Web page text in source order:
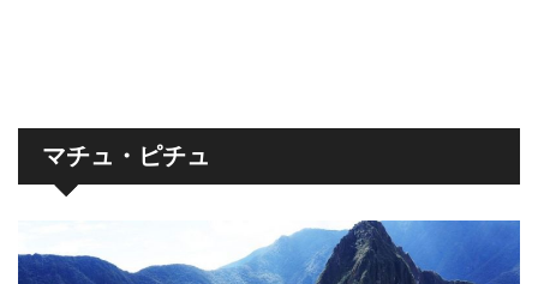
マチュ・ピチュ